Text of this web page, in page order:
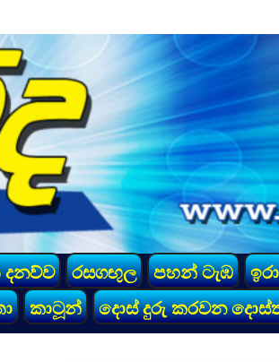
දනව්ව රසගඟුල පහන් ටැඹ
කාටූන් දොස් දුරු කරවන